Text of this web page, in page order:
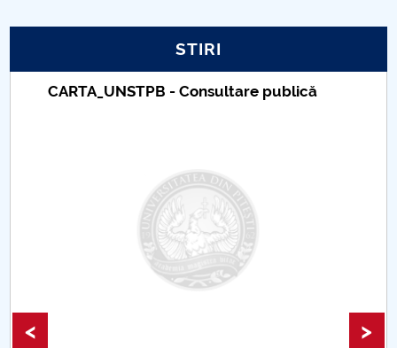
UNIVERSITATE pentru comunitate
IOSUD/CSUD-Doctorate
Comisie de etica unversitară
Evenimente CUP
STIRI
CARTA_UNSTPB - Consultare publică
< >